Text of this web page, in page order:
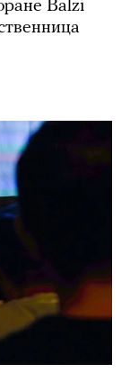
Balzi